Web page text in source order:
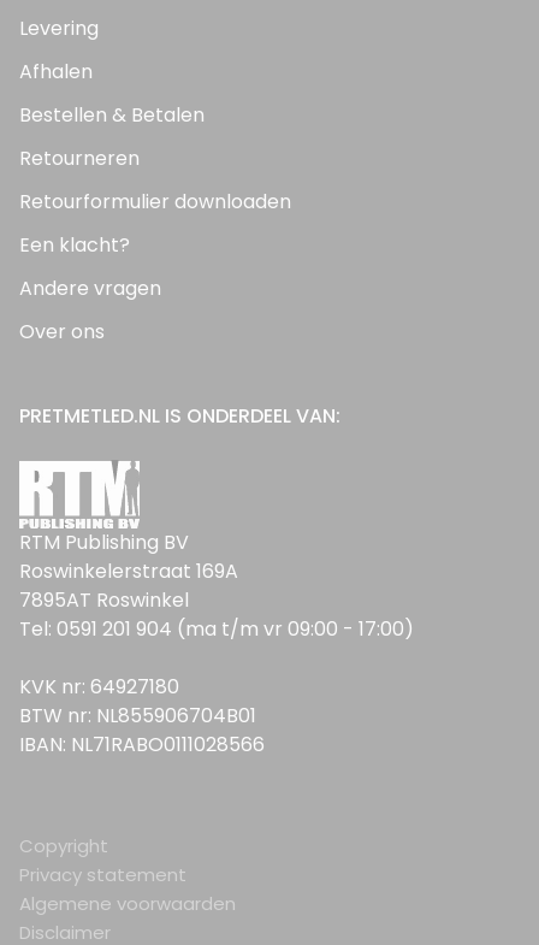
Levering
Afhalen
Bestellen & Betalen
Retourneren
Retourformulier downloaden
Een klacht?
Andere vragen
Over ons
PRETMETLED.NL IS ONDERDEEL VAN:
RTM Publishing BV
Roswinkelerstraat 169A
7895AT Roswinkel
Tel: 0591 201 904 (ma t/m vr 09:00 - 17:00)
KVK nr: 64927180
BTW nr: NL855906704B01
IBAN: NL71RABO0111028566
Copyright
Privacy statement
Algemene voorwaarden
Disclaimer